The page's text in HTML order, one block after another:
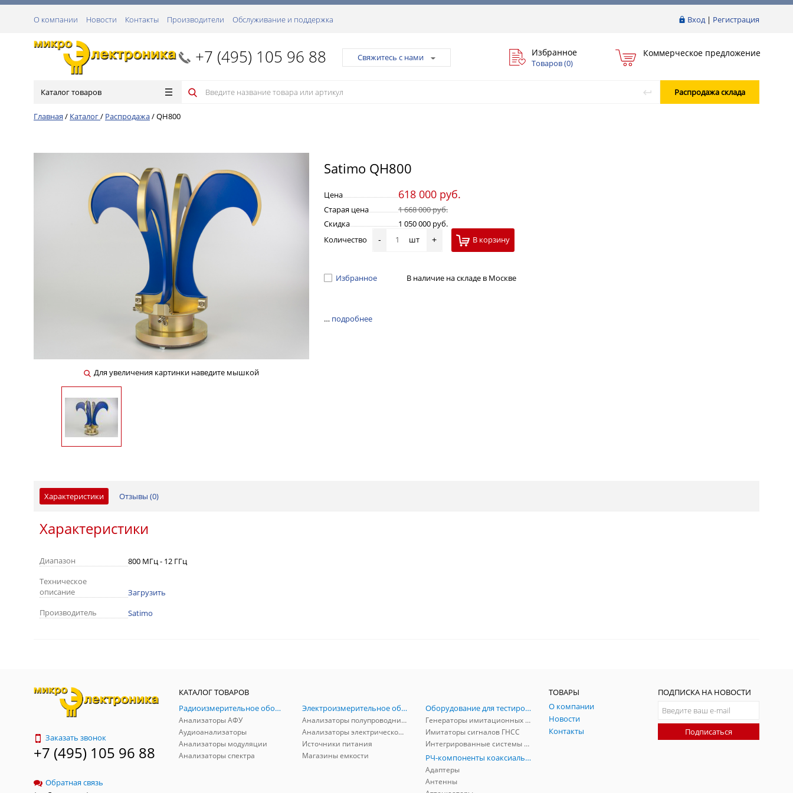
Вход| Регистрация
О компании Новости Контакты Производители Обслуживание и поддержка
+7 (495) 105 96 88 Свяжитесь с нами Избранное
Товаров (0)
Коммерческое предложение
Каталог товаров Распродажа склада
Главная / Каталог/ Распродажа/QH800
Для увеличения картинки наведите мышкой
Satimo QH800
Цена 618 000 руб.
Старая цена
1 668 000 руб.
Скидка
1 050 000 руб.
Количество
- шт + В корзину
Избранное В наличие на складе в Москве
… подробнее
Характеристики Отзывы (0)
Характеристики
Диапазон
800 МГц - 12 ГГц
Техническое
описание
Загрузить
Производитель
Satimo
Заказать звонок
+7 (495) 105 96 88
Обратная связь
КАТАЛОГ ТОВАРОВ
Радиоизмерительное оборудование
Анализаторы АФУ
Аудиоанализаторы
Анализаторы модуляции
Анализаторы спектра
Электроизмерительное оборудование
Анализаторы полупроводников
Анализаторы электрической мощности
Источники питания
Магазины емкости
Оборудование для тестирования и симуляции ГНСС
Генераторы имитационных и заградительных помех
Имитаторы сигналов ГНСС
Интегрированные системы защиты от ГНСС-помех
РЧ-компоненты коаксиальные
Адаптеры
Антенны
ТОВАРЫ
О компании
Новости
Контакты
ПОДПИСКА НА НОВОСТИ
Подписаться